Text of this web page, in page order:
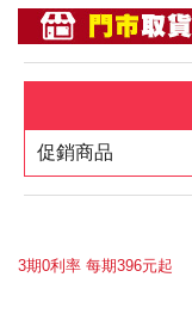
促銷商品
3期0利率 每期396元起